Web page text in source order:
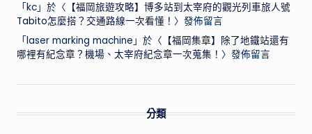
「 kc」於〈 【福岡旅遊攻略】博多站到太宰府的觀光列車旅人號
Tabito怎麼搭？交通路線一次看懂！ 〉發佈留言
「 laser marking machine 」於〈 【福岡集章】除了地鐵站還有
哪裡有紀念章？機場、太宰府紀念章一次蒐集！ 〉發佈留言
分類